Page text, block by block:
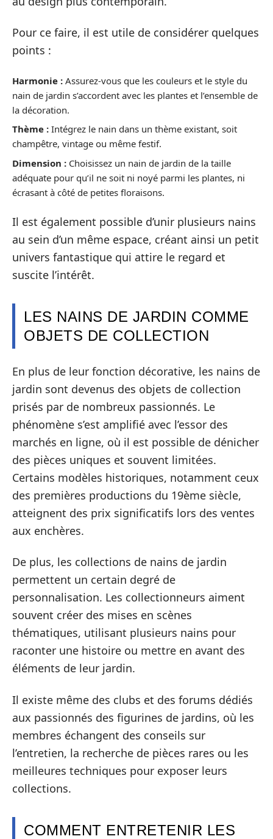
Pour ce faire, il est utile de considérer quelques
points :
Harmonie : Assurez-vous que les couleurs et le style du
nain de jardin s’accordent avec les plantes et l’ensemble de
la décoration.
Thème : Intégrez le nain dans un thème existant, soit
champêtre, vintage ou même festif.
Dimension : Choisissez un nain de jardin de la taille
adéquate pour qu’il ne soit ni noyé parmi les plantes, ni
écrasant à côté de petites floraisons.
Il est également possible d’unir plusieurs nains
au sein d’un même espace, créant ainsi un petit
univers fantastique qui attire le regard et
suscite l’intérêt.
LES NAINS DE JARDIN COMME
OBJETS DE COLLECTION
En plus de leur fonction décorative, les nains de
jardin sont devenus des objets de collection
prisés par de nombreux passionnés. Le
phénomène s’est amplifié avec l’essor des
marchés en ligne, où il est possible de dénicher
des pièces uniques et souvent limitées.
Certains modèles historiques, notamment ceux
des premières productions du 19ème siècle,
atteignent des prix significatifs lors des ventes
aux enchères.
De plus, les collections de nains de jardin
permettent un certain degré de
personnalisation. Les collectionneurs aiment
souvent créer des mises en scènes
thématiques, utilisant plusieurs nains pour
raconter une histoire ou mettre en avant des
éléments de leur jardin.
Il existe même des clubs et des forums dédiés
aux passionnés des figurines de jardins, où les
membres échangent des conseils sur
l’entretien, la recherche de pièces rares ou les
meilleures techniques pour exposer leurs
collections.
COMMENT ENTRETENIR LES